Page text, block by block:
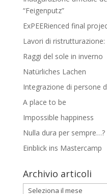
“Feigenputz”
ExPEERienced final
Lavori di ristrutturazione:
Raggi del sole in inverno
Natürliches Lachen
Integrazione di persone
A place to be
Impossible happiness
Nulla dura per sempre…?
Einblick ins Mastercamp
Archivio articoli
Archivio